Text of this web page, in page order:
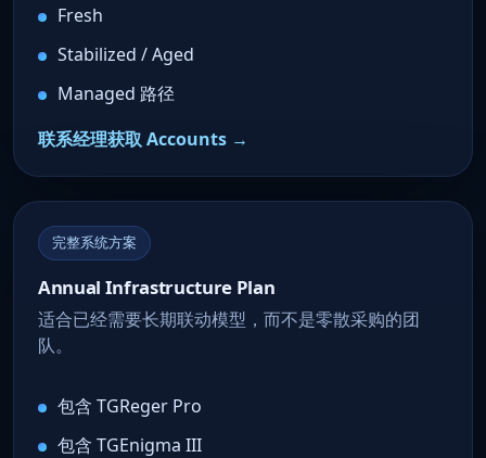
Fresh
Stabilized / Aged
Managed 路径
联系经理获取 Accounts →
完整系统方案
Annual Infrastructure Plan
适合已经需要长期联动模型，而不是零散采购的团
队。
包含 TGReger Pro
包含 TGEnigma III